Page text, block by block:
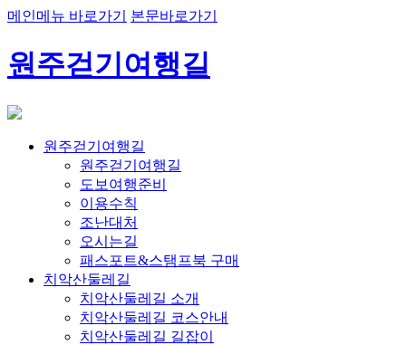
메인메뉴 바로가기 본문바로가기
원주걷기여행길
원주걷기여행길
원주걷기여행길
도보여행준비
이용수칙
조난대처
오시는길
패스포트&스탬프북 구매
치악산둘레길
치악산둘레길 소개
치악산둘레길 코스안내
치악산둘레길 길잡이